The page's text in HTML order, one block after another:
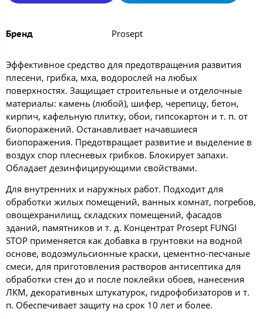
Бренд Prosept
Эффективное средство для предотвращения развития
плесени, грибка, мха, водорослей на любых
поверхностях. Защищает строительные и отделочные
материалы: камень (любой), шифер, черепицу, бетон,
кирпич, кафельную плитку, обои, гипсокартон и т. п. от
биопоражений. Останавливает начавшиеся
биопоражения. Предотвращает развитие и выделение в
воздух спор плесневых грибков. Блокирует запахи.
Обладает дезинфицирующими свойствами.
Для внутренних и наружных работ. Подходит для
обработки жилых помещений, ванных комнат, погребов,
овощехранилищ, складских помещений, фасадов
зданий, памятников и т. д. Концентрат Prosept FUNGI
STOP применяется как добавка в грунтовки на водной
основе, водоэмульсионные краски, цементно-песчаные
смеси, для приготовления растворов антисептика для
обработки стен до и после поклейки обоев, нанесения
ЛКМ, декоративных штукатурок, гидрофобизаторов и т.
п. Обеспечивает защиту на срок 10 лет и более.